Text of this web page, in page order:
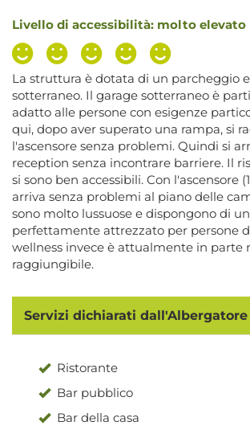
Livello di accessibilità: molto elevato
La struttura è dotata di un parcheggio
sotterraneo. Il garage sotterraneo è
adatto alle persone con esigenze
qui, dopo aver superato una rampa, si
l'ascensore senza problemi. Quindi si
reception senza incontrare barriere. Il
si sono ben accessibili. Con l'ascensore
arriva senza problemi al piano delle
sono molto lussuose e dispongono di
perfettamente attrezzato per persone
wellness invece è attualmente in parte
raggiungibile.
Servizi dichiarati dall'Albergatore
Ristorante
Bar pubblico
Bar della casa